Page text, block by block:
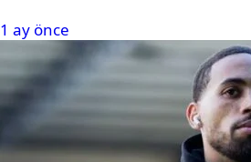
1 ay önce